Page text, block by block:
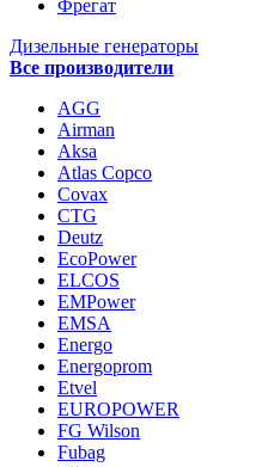
Фрегат
Дизельные генераторы
Все производители
AGG
Airman
Aksa
Atlas Copco
Covax
CTG
Deutz
EcoPower
ELCOS
EMPower
EMSA
Energo
Energoprom
Etvel
EUROPOWER
FG Wilson
Fubag